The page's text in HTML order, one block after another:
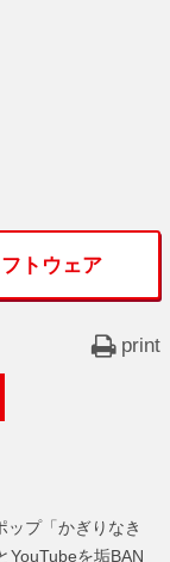
トウェア
print
プ「かぎりなき
YouTubeを垢BAN